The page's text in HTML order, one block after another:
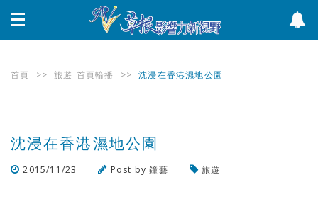
首頁 >> 旅遊 首頁輪播 >> 沈浸在香港濕地公園
沈浸在香港濕地公園
2015/11/23 Post by鐘藝
旅遊